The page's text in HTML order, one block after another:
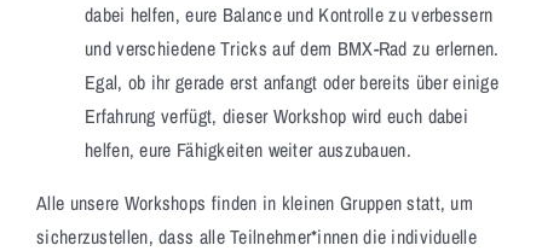
dabei helfen, eure Balance und Kontrolle zu verbessern
und verschiedene Tricks auf dem BMX-Rad zu erlernen.
Egal, ob ihr gerade erst anfangt oder bereits über einige
Erfahrung verfügt, dieser Workshop wird euch dabei
helfen, eure Fähigkeiten weiter auszubauen.
Alle unsere Workshops finden in kleinen Gruppen statt, um
sicherzustellen, dass alle Teilnehmer*innen die individuelle